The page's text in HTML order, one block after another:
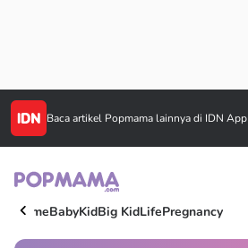
Baca artikel Popmama lainnya di IDN App
HomeBabyKidBig KidLifePregnancy